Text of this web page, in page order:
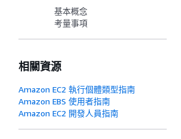
基本概念
考量事項
相關資源
Amazon EC2 執行個體類型指南
Amazon EBS 使用者指南
Amazon EC2 開發人員指南